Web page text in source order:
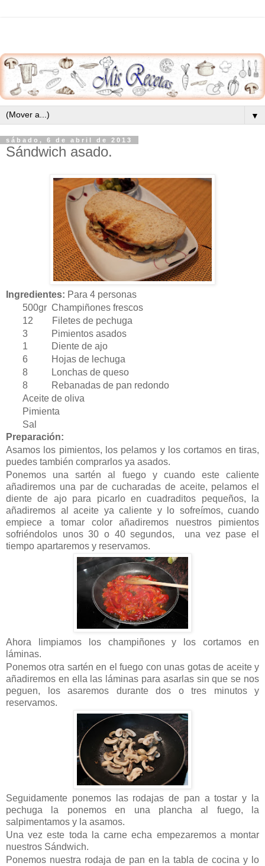
▼
sábado, 6 de abril de 2013
Sándwich asado.
Ingredientes: Para 4 personas
500gr Champiñones frescos
12 Filetes de pechuga
3 Pimientos asados
1 Diente de ajo
6 Hojas de lechuga
8 Lonchas de queso
8 Rebanadas de pan redondo
Aceite de oliva
Pimienta
Sal
Preparación:
Asamos los pimientos, los pelamos y los cortamos en tiras,
puedes también comprarlos ya asados.
Ponemos una sartén al fuego y cuando este caliente
añadiremos una par de cucharadas de aceite, pelamos el
diente de ajo para picarlo en cuadraditos pequeños, la
añadiremos al aceite ya caliente y lo sofreímos, cuando
empiece a tomar color añadiremos nuestros pimientos
sofriéndolos unos 30 o 40 segundos, una vez pase el
tiempo apartaremos y reservamos.
Ahora limpiamos los champiñones y los cortamos en
láminas.
Ponemos otra sartén en el fuego con unas gotas de aceite y
añadiremos en ella las láminas para asarlas sin que se nos
peguen, los asaremos durante dos o tres minutos y
reservamos.
Seguidamente ponemos las rodajas de pan a tostar y la
pechuga la ponemos en una plancha al fuego, la
salpimentamos y la asamos.
Una vez este toda la carne echa empezaremos a montar
nuestros Sándwich.
Ponemos nuestra rodaja de pan en la tabla de cocina y lo